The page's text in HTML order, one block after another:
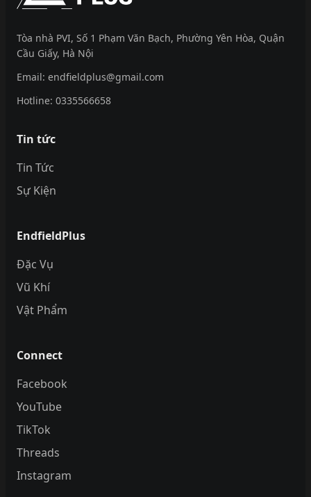
Tòa nhà PVI, Số 1 Phạm Văn Bạch, Phường Yên Hòa, Quận
Cầu Giấy, Hà Nội
Email: endfieldplus@gmail.com
Hotline: 0335566658
Tin tức
Tin Tức
Sự Kiện
EndfieldPlus
Đặc Vụ
Vũ Khí
Vật Phẩm
Connect
Facebook
YouTube
TikTok
Threads
Instagram